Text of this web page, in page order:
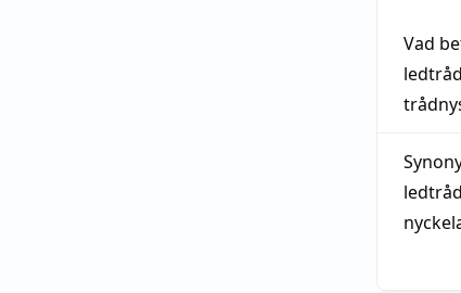
Vad
ledtråd
ledtråd